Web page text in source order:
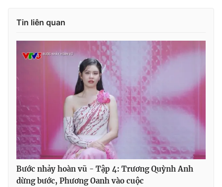
Tin liên quan
Bước nhảy hoàn vũ - Tập 4: Trương Quỳnh Anh
dừng bước, Phương Oanh vào cuộc